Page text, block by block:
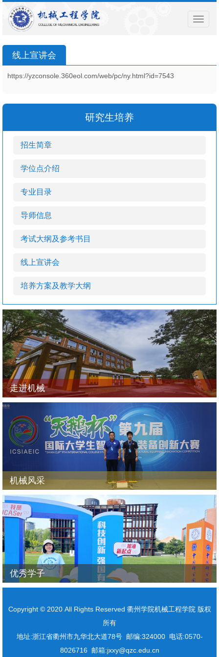
导
线上宣讲会
https://yzconsole.360eol.com/web/pc/ny.html?id=7543
研究生培养
招生简章
学位点介绍
专业目录
导师信息
考试大纲及参考书目
线上宣讲会
培养方案及教学大纲
走进机械
机械风采
优秀学子
Copyright © 2020 All Rights Reserved 衢州学院机械工程学院 版权
所有
地址:浙江省衢州市九华北大道78号 邮编:324000 电话:0570-
8026716 邮箱:jxxy@qzc.edu.cn